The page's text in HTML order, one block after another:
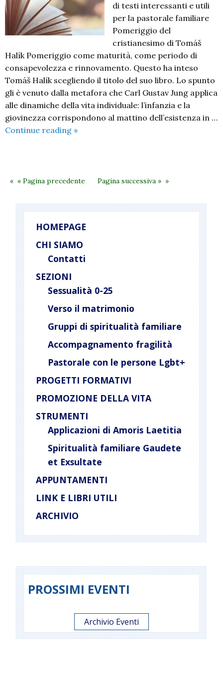
di testi interessanti e utili
per la pastorale familiare
Pomeriggio del
cristianesimo di Tomáš
Halík Pomeriggio come maturità, come periodo di
consapevolezza e rinnovamento. Questo ha inteso
Tomáš Halík scegliendo il titolo del suo libro. Lo spunto
gli è venuto dalla metafora che Carl Gustav Jung applica
alle dinamiche della vita individuale: l’infanzia e la
giovinezza corrispondono al mattino dell’esistenza in …
Continue reading Testi
familiare
»
« Pagina precedente Pagina successiva »
HOMEPAGE
CHI SIAMO
Contatti
SEZIONI
Sessualità 0-25
Verso il matrimonio
Gruppi di spiritualità familiare
Accompagnamento fragilità
Pastorale con le persone Lgbt+
PROGETTI FORMATIVI
PROMOZIONE DELLA VITA
STRUMENTI
Applicazioni di Amoris Laetitia
Spiritualità familiare Gaudete
et Exsultate
APPUNTAMENTI
LINK E LIBRI UTILI
ARCHIVIO
PROSSIMI EVENTI
Archivio Eventi